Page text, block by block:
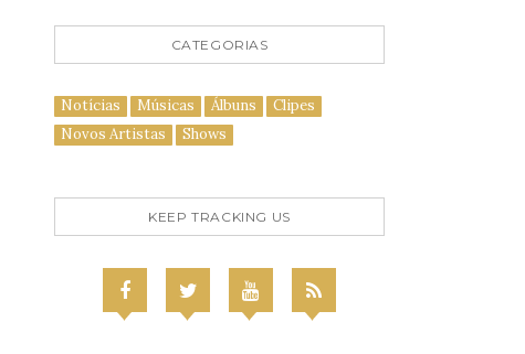
CATEGORIAS
Notícias Músicas Álbuns
Clipes
Novos Artistas
Shows
KEEP TRACKING US